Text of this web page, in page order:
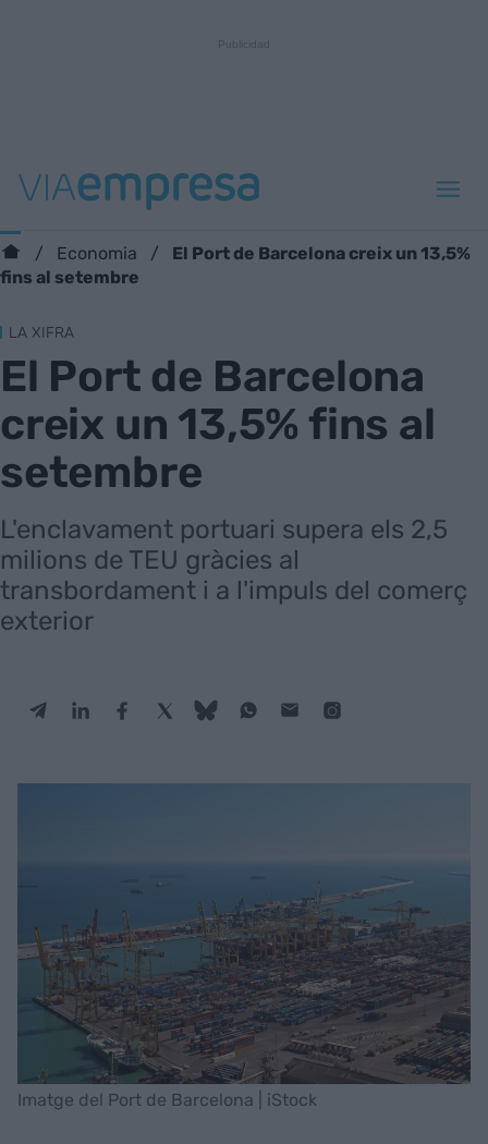
Economia
El Port de Barcelona creix un 13,5%
fins al setembre
LA XIFRA
El Port de Barcelona
creix un 13,5% fins al
setembre
L'enclavament portuari supera els 2,5
milions de TEU gràcies al
transbordament i a l'impuls del comerç
exterior
Imatge del Port de Barcelona | iStock